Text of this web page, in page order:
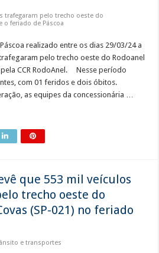
trafegaram pelo trecho oeste do
o feriado de Páscoa
realizado entre os dias 29/03/24 a
pelo trecho oeste do Rodoanel
CCR RodoAnel. Nesse período
com 01 feridos e dois óbitos.
as equipes da concessionária …
que 553 mil veículos
trecho oeste do
(SP-021) no feriado
e transportes